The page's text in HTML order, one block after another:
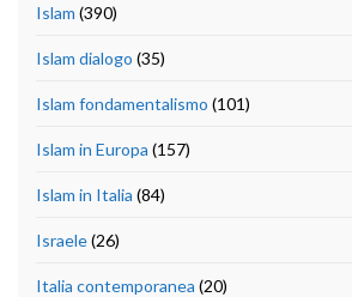
Islam (390)
Islam dialogo (35)
Islam fondamentalismo (101)
Islam in Europa (157)
Islam in Italia (84)
Israele(26)
Italia contemporanea (20)